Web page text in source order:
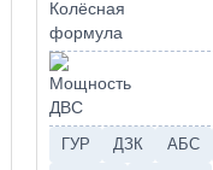
ГУР ДЗК АБС